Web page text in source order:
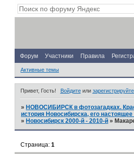
Форум Участники Правила
Активные темы
Привет, Гость! Войдитеили
» НОВОСИБИРСК в фотозагадках.
история Новосибирска, его
» Новосибирск 2000-й - 2010-й »
Страница:1